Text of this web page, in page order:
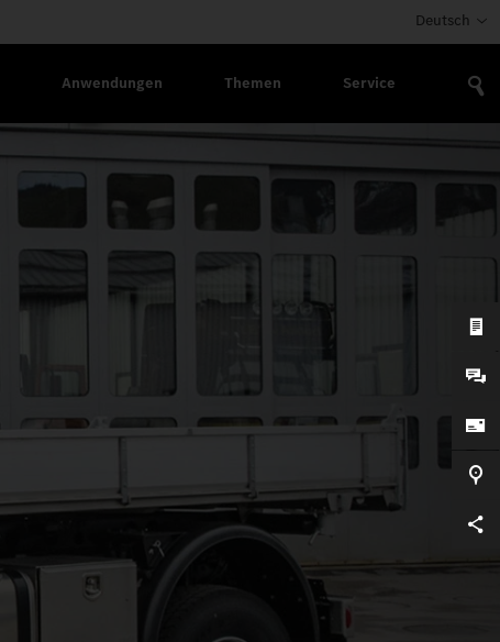
Deutsch
Anwendungen Themen Service